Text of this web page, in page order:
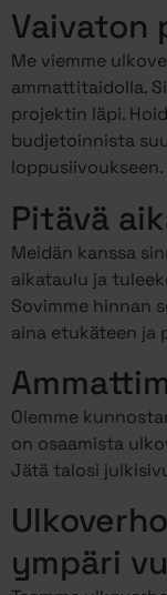
Vaivaton
Me viemme
ammattitaidolla.
projektin läpi.
budjetoinnista
loppusiivoukseen.
Pitävä
Meidän kanssa
aikataulu ja
Sovimme hinnan
aina etukäteen ja
Olemme
on osaamista
Jätä talosi
ympäri